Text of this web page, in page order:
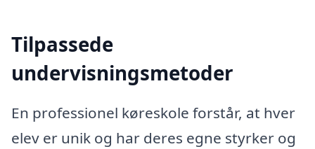
Tilpassede
undervisningsmetoder
En professionel køreskole forstår, at hver
elev er unik og har deres egne styrker og